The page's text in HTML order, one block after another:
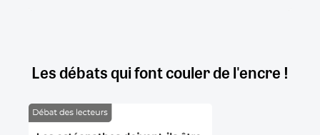
Les débats qui font couler de l'encre !